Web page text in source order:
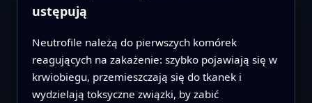
ustępują
Neutrofile należą do pierwszych komórek
reagujących na zakażenie: szybko pojawiają się w
krwiobiegu, przemieszczają się do tkanek i
wydzielają toksyczne związki, by zabić